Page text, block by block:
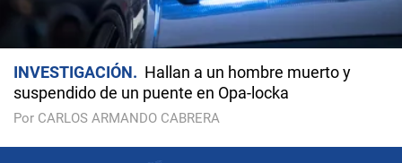
INVESTIGACIÓN
Hallan a un hombre muerto y
suspendido de un puente en Opa-locka
Por CARLOS ARMANDO CABRERA